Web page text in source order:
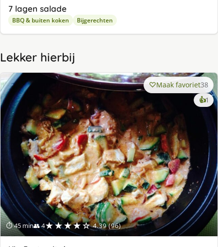
7 lagen salade
BBQ & buiten koken Bijgerechten
Lekker hierbij
⏱ 45 min👥 4★★★★☆ 4.39 (96)
Maak favoriet38
👍1